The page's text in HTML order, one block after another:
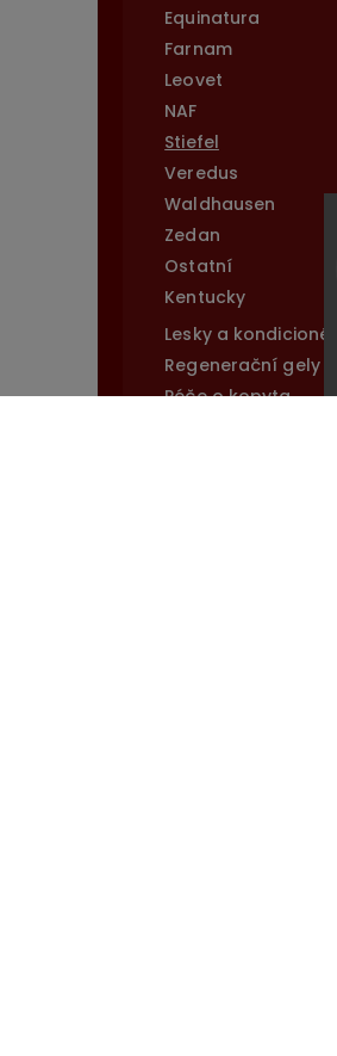
Equinatura
Farnam
Leovet
NAF
Stiefel
Veredus
Waldhausen
Zedan
Ostatní
Kentucky
Lesky a kondicionéry
Regenerační gely
Péče o kopyta